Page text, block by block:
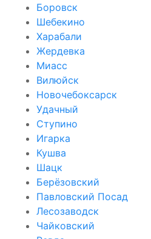
Боровск
Шебекино
Харабали
Жердевка
Миасс
Вилюйск
Новочебоксарск
Удачный
Ступино
Игарка
Кушва
Шацк
Берёзовский
Павловский Посад
Лесозаводск
Чайковский